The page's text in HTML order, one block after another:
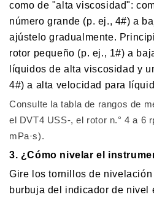
como de "alta viscosidad":
número grande (p. ej., 4#) a
ajústelo gradualmente.
rotor pequeño (p. ej., 1#) a
líquidos de alta viscosidad y
4#) a alta velocidad para
Consulte la tabla de rangos de
el DVT4 USS-, el rotor n.° 4 a 6
mPa·s).
3. ¿Cómo nivelar el
Gire los tornillos de
burbuja del indicador de nivel